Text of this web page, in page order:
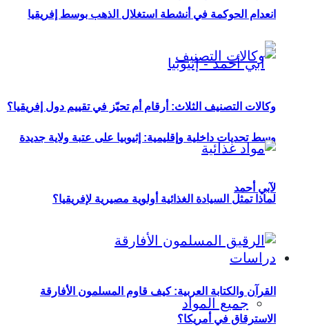
وسط تحديات داخلية وإقليمية: إثيوبيا على عتبة ولاية جديدة
لآبي أحمد
دراسات
جميع المواد
انعدام الحوكمة في أنشطة استغلال الذهب بوسط إفريقيا
وكالات التصنيف الثلاث: أرقام أم تحيّز في تقييم دول إفريقيا؟
لماذا تمثل السيادة الغذائية أولوية مصيرية لإفريقيا؟
القرآن والكتابة العربية: كيف قاوم المسلمون الأفارقة
الاسترقاق في أمريكا؟